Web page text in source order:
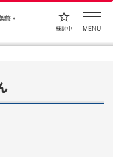
修・
検討中 MENU